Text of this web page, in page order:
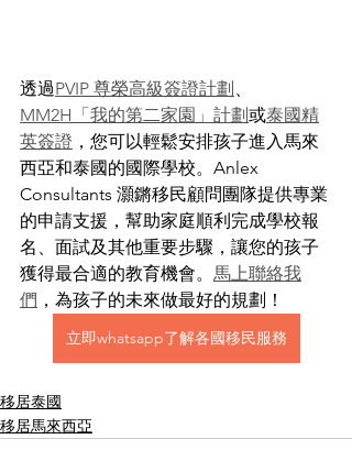
透過PVIP 尊榮高級簽證計劃、
MM2H「我的第二家園」計劃或泰國精
英簽證 ，您可以輕鬆安排孩子進入馬來
西亞和泰國的國際學校。Anlex
Consultants 灝鏘移民顧問團隊提供專業
的申請支援，幫助家庭順利完成學校報
名、面試及其他重要步驟，讓您的孩子
獲得最合適的教育機會。 馬上聯絡我
們 ，為孩子的未來做最好的規劃！
立即whatsapp了解各國移民服務
移居泰國
移居馬來西亞